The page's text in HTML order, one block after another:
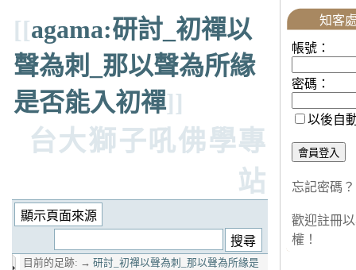
[[agama:研討_初禪以
聲為刺_那以聲為所緣
是否能入初禪]]
台大獅子吼佛學專
站
目前的足跡: → 研討_初禪以聲為刺_那以聲為所緣是
知客
帳號：
密碼：
以後自
忘記密碼？
歡迎註冊
權！